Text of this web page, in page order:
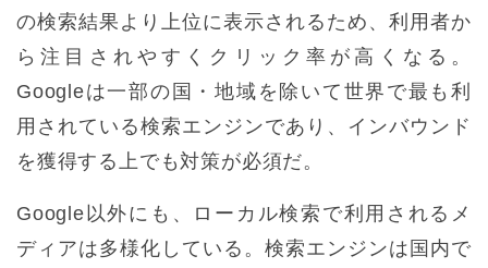
の検索結果より上位に表示されるため、利用者か
ら注目されやすくクリック率が高くなる。
Googleは一部の国・地域を除いて世界で最も利
用されている検索エンジンであり、インバウンド
を獲得する上でも対策が必須だ。
Google以外にも、ローカル検索で利用されるメ
ディアは多様化している。検索エンジンは国内で